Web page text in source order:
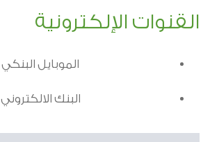
القنوات الإلكترونية
الموبايل البنكي
البنك الالكتروني